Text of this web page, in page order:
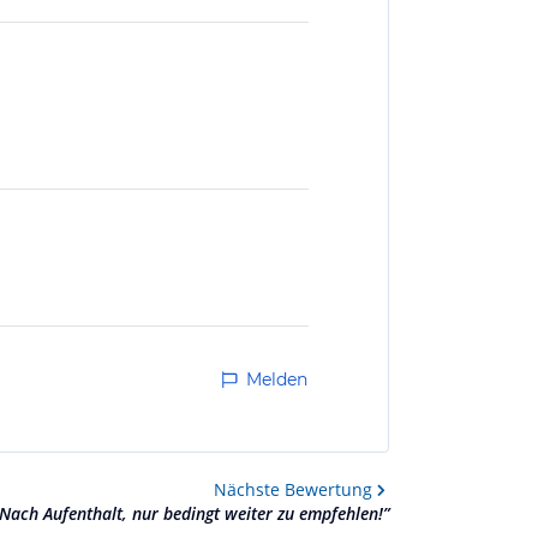
Melden
Nächste Bewertung
Nach Aufenthalt, nur bedingt weiter zu empfehlen!”